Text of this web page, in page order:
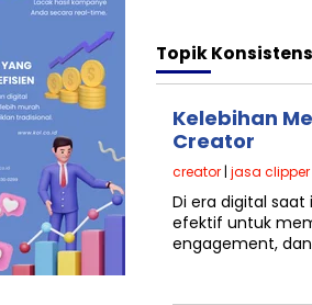
Topik
Kelebihan
Creator
creator | jasa clipper
Di era digital
efektif untuk
engagement,